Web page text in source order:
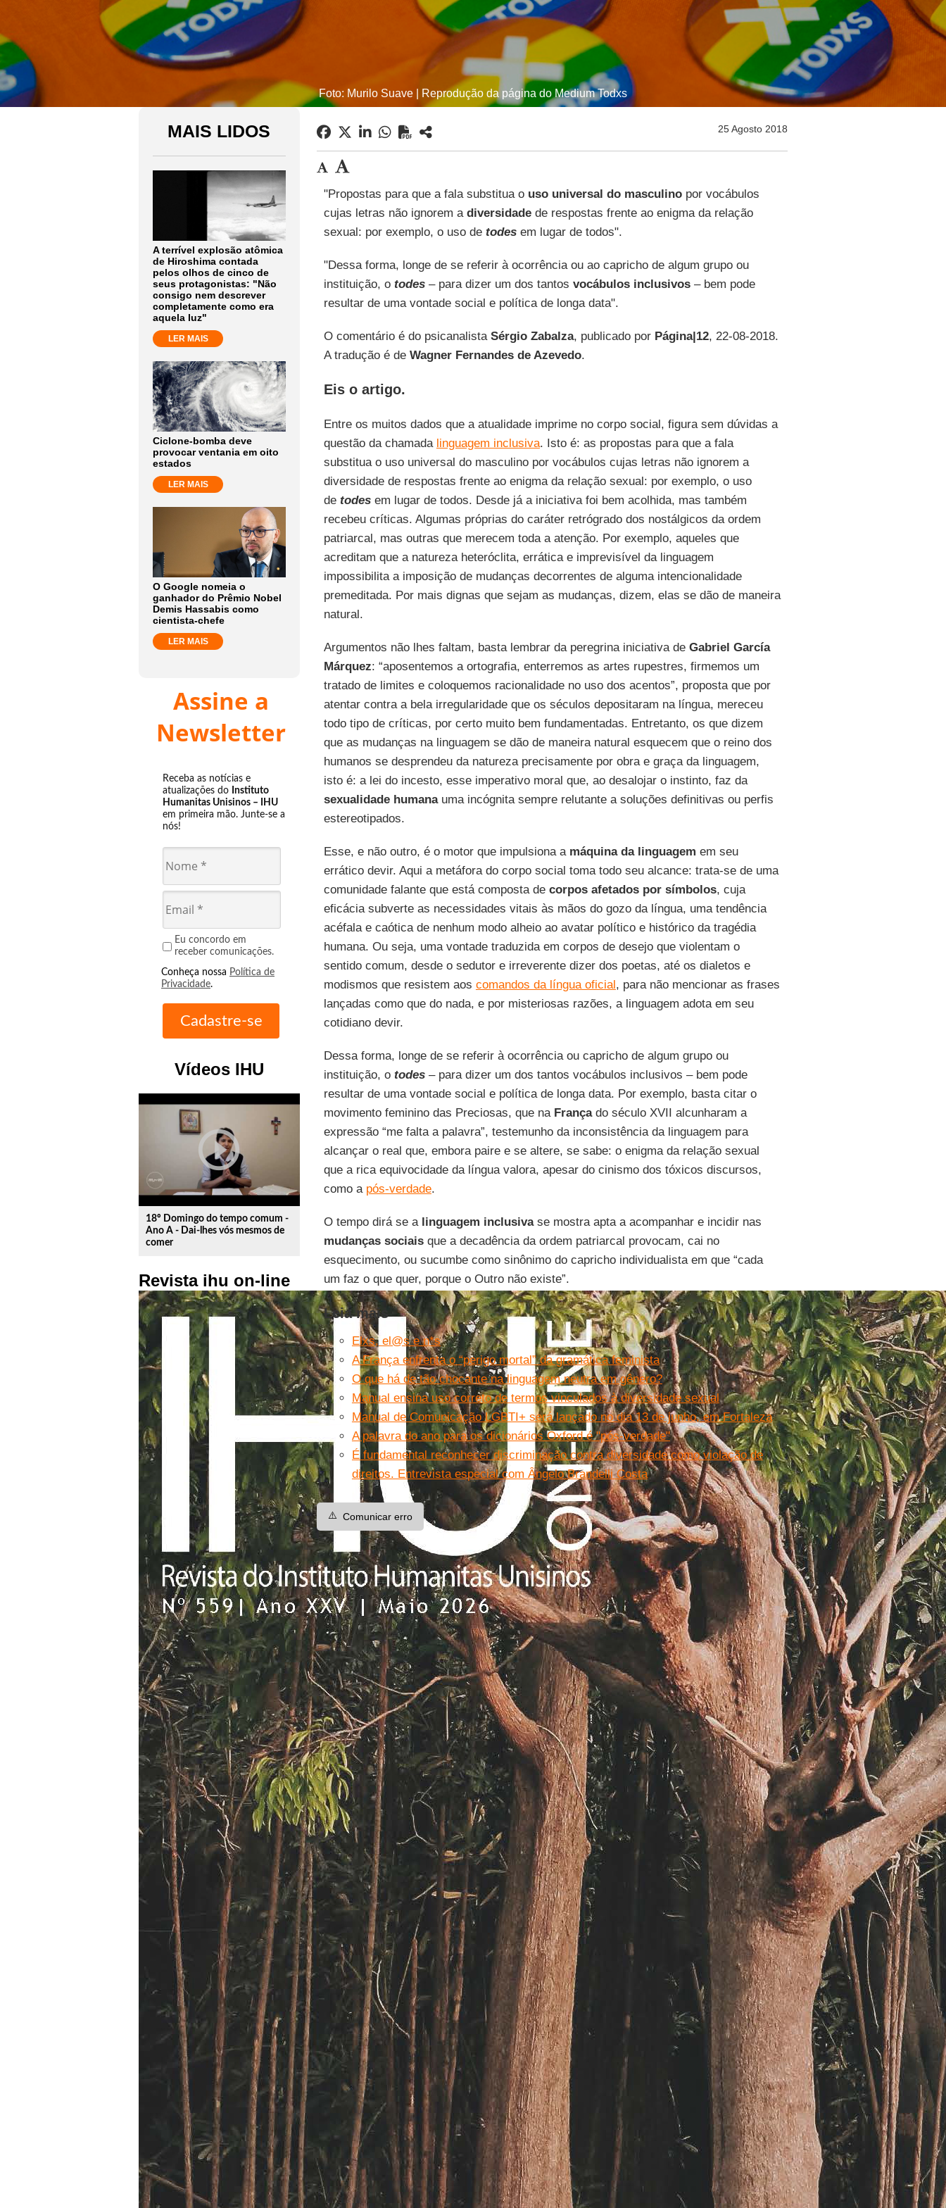
Foto: Murilo Suave | Reprodução da página do Medium Todxs
MAIS LIDOS
A terrível explosão atômica
de Hiroshima contada
pelos olhos de cinco de
seus protagonistas: "Não
consigo nem descrever
completamente como era
aquela luz"
LER MAIS
Ciclone-bomba deve
provocar ventania em oito
estados
LER MAIS
O Google nomeia o
ganhador do Prêmio Nobel
Demis Hassabis como
cientista-chefe
LER MAIS
Assine a
Newsletter
Receba as notícias e
atualizações do Instituto
Humanitas Unisinos – IHU
em primeira mão. Junte-se a
nós!
Eu concordo em
receber comunicações.
Conheça nossa Política de
Privacidade.
Vídeos IHU
play_circle_outline
18º Domingo do tempo comum -
Ano A - Dai-lhes vós mesmos de
comer
Revista ihu on-line
25 Agosto 2018
"Propostas para que a fala substitua o uso universal do masculinopor vocábulos
cujas letras não ignorem a diversidadede respostas frente ao enigma da relação
sexual: por exemplo, o uso de todes em lugar de todos".
"Dessa forma, longe de se referir à ocorrência ou ao capricho de algum grupo ou
instituição, o todes – para dizer um dos tantos vocábulos inclusivos– bem pode
resultar de uma vontade social e política de longa data".
O comentário é do psicanalista Sérgio Zabalza, publicado por Página|12, 22-08-2018.
A tradução é de Wagner Fernandes de Azevedo.
Eis o artigo.
Entre os muitos dados que a atualidade imprime no corpo social, figura sem dúvidas a
questão da chamada linguagem inclusiva. Isto é: as propostas para que a fala
substitua o uso universal do masculino por vocábulos cujas letras não ignorem a
diversidade de respostas frente ao enigma da relação sexual: por exemplo, o uso
de todes em lugar de todos. Desde já a iniciativa foi bem acolhida, mas também
recebeu críticas. Algumas próprias do caráter retrógrado dos nostálgicos da ordem
patriarcal, mas outras que merecem toda a atenção. Por exemplo, aqueles que
acreditam que a natureza heteróclita, errática e imprevisível da linguagem
impossibilita a imposição de mudanças decorrentes de alguma intencionalidade
premeditada. Por mais dignas que sejam as mudanças, dizem, elas se dão de maneira
natural.
Argumentos não lhes faltam, basta lembrar da peregrina iniciativa de Gabriel García
Márquez: “aposentemos a ortografia, enterremos as artes rupestres, firmemos um
tratado de limites e coloquemos racionalidade no uso dos acentos”, proposta que por
atentar contra a bela irregularidade que os séculos depositaram na língua, mereceu
todo tipo de críticas, por certo muito bem fundamentadas. Entretanto, os que dizem
que as mudanças na linguagem se dão de maneira natural esquecem que o reino dos
humanos se desprendeu da natureza precisamente por obra e graça da linguagem,
isto é: a lei do incesto, esse imperativo moral que, ao desalojar o instinto, faz da
sexualidade humanauma incógnita sempre relutante a soluções definitivas ou perfis
estereotipados.
Esse, e não outro, é o motor que impulsiona a máquina da linguagem em seu
errático devir. Aqui a metáfora do corpo social toma todo seu alcance: trata-se de uma
comunidade falante que está composta decorpos afetados por símbolos, cuja
eficácia subverte as necessidades vitais às mãos do gozo da língua, uma tendência
acéfala e caótica de nenhum modo alheio ao avatar político e histórico da tragédia
humana. Ou seja, uma vontade traduzida em corpos de desejo que violentam o
sentido comum, desde o sedutor e irreverente dizer dos poetas, até os dialetos e
modismos que resistem aos comandos da língua oficial, para não mencionar as frases
lançadas como que do nada, e por misteriosas razões, a linguagem adota em seu
cotidiano devir.
Dessa forma, longe de se referir à ocorrência ou capricho de algum grupo ou
instituição, o todes – para dizer um dos tantos vocábulos inclusivos – bem pode
resultar de uma vontade social e política de longa data. Por exemplo, basta citar o
movimento feminino das Preciosas, que na Françado século XVII alcunharam a
expressão “me falta a palavra”, testemunho da inconsistência da linguagem para
alcançar o real que, embora paire e se altere, se sabe: o enigma da relação sexual
que a rica equivocidade da língua valora, apesar do cinismo dos tóxicos discursos,
como a pós-verdade.
O tempo dirá se alinguagem inclusivase mostra apta a acompanhar e incidir nas
mudanças sociaisque a decadência da ordem patriarcal provocam, cai no
esquecimento, ou sucumbe como sinônimo do capricho individualista em que “cada
um faz o que quer, porque o Outro não existe”.
Leia mais
Elxs, el@s e n*s
A França enfrenta o “perigo mortal” da gramática feminista
O que há de tão chocante na linguagem neutra em gênero?
Manual ensina uso correto de termos vinculados à diversidade sexual
Manual de Comunicação LGBTI+ será lançado no dia 13 de junho, em Fortaleza
A palavra do ano para os dicionários Oxford é "pós-verdade"
É fundamental reconhecer discriminação contra diversidade como violação de
direitos. Entrevista especial com Ângelo Brandelli Costa
⚠️ Comunicar erro